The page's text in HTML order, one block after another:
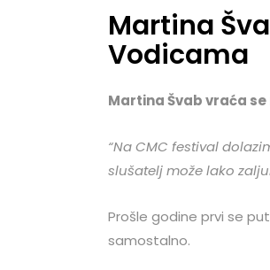
Martina
Vodicama
Martina Švab vraća
“Na CMC festival
slušatelj može lako
Prošle godine prvi se
samostalno.